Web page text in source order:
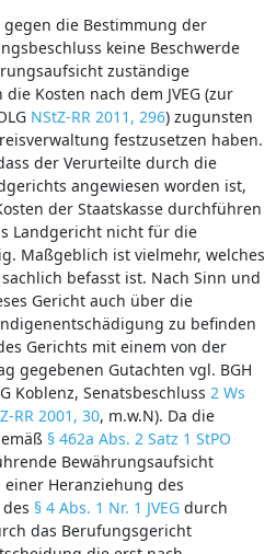
die Bestimmung der
keine Beschwerde
zuständige
Kosten nach dem JVEG (zur
NStZ-RR 2011, 296) zugunsten
festzusetzen haben.
der Verurteilte durch die
angewiesen worden ist,
der Staatskasse durchführen
Landgericht nicht für die
Maßgeblich ist vielmehr, welches
befasst ist. Nach Sinn und
Gericht auch über die
zu befinden
Gerichts mit einem von der
gegebenen Gutachten vgl. BGH
Koblenz, Senatsbeschluss 2 Ws
RR 2001, 30, m.w.N). Da die
§ 462a Abs. 2 Satz 1 StPO
Bewährungsaufsicht
Heranziehung des
§ 4 Abs. 1 Nr. 1 JVEGdurch
das Berufungsgericht